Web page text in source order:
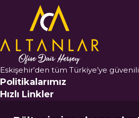
Eskişehir’den tüm Türkiye’ye
Politikalarımız
Hızlı Linkler